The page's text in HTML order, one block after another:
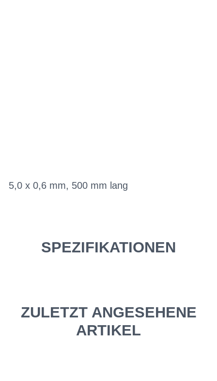
5,0 x 0,6 mm, 500 mm lang
SPEZIFIKATIONEN
ZULETZT ANGESEHENE
ARTIKEL